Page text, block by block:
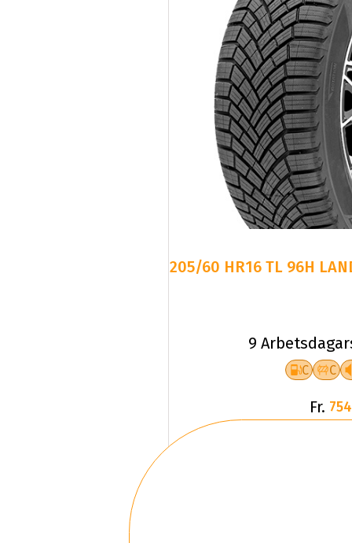
205/60 HR16 TL 96H
9
C C
Fr.